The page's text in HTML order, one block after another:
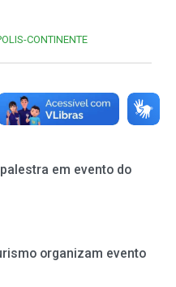
CONTINENTE
em evento do
organizam evento